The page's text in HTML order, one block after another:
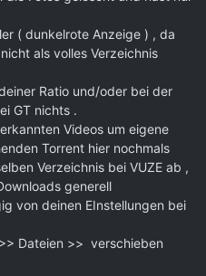
( dunkelrote Anzeige ) , da
als volles Verzeichnis
Ratio und/oder bei der
GT nichts .
Videos um eigene
Torrent hier nochmals
Verzeichnis bei VUZE ab ,
generell
von deinen EInstellungen bei
Dateien >> verschieben